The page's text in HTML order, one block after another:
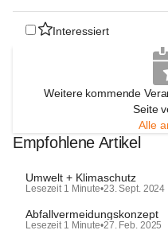
Interessiert
Weitere kommende
Seite
Alle
Empfohlene Artikel
Umwelt + Klimaschutz
Lesezeit 1 Minute•23. Sept. 2024
Abfallvermeidungskonzept
Lesezeit 1 Minute•27. Feb. 2025